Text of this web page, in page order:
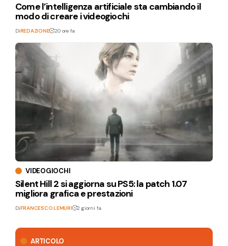
ARTICOLO
Come l’intelligenza artificiale sta cambiando il
modo di creare i videogiochi
DiREDAZIONE 20 ore fa
VIDEOGIOCHI
Silent Hill 2 si aggiorna su PS5: la patch 1.07
migliora grafica e prestazioni
DiFRANCESCO LEMURI 2 giorni fa